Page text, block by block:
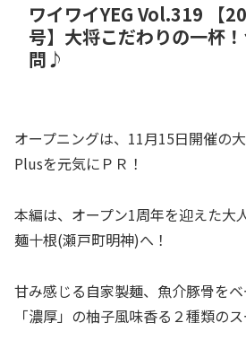
ワイワイYEG Vol.319 【
号】大将こだわりの一杯
問♪
オープニングは、11月15日開催の
Plusを元気にＰＲ！
本編は、オープン1周年を迎えた大
麺十根(瀬戸町明神)へ！
甘み感じる自家製麺、魚介豚骨を
「濃厚」の柚子風味香る２種類のス